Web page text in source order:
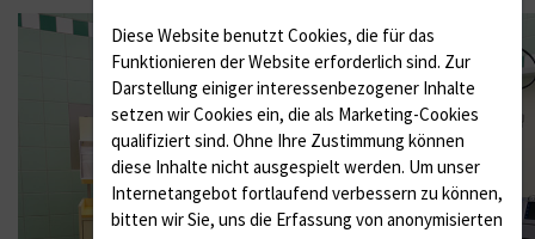
Diese Website benutzt Cookies, die für das
Funktionieren der Website erforderlich sind. Zur
Darstellung einiger interessenbezogener Inhalte
setzen wir Cookies ein, die als Marketing-Cookies
qualifiziert sind. Ohne Ihre Zustimmung können
diese Inhalte nicht ausgespielt werden. Um unser
Internetangebot fortlaufend verbessern zu können,
bitten wir Sie, uns die Erfassung von anonymisierten